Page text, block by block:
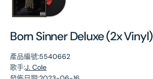
Born Sinner Deluxe (2x Vinyl)
產品編號:5540662
歌手:J. Cole